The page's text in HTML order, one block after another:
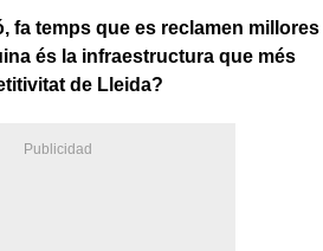
fa temps que es reclamen millores
és la infraestructura que més
de Lleida?